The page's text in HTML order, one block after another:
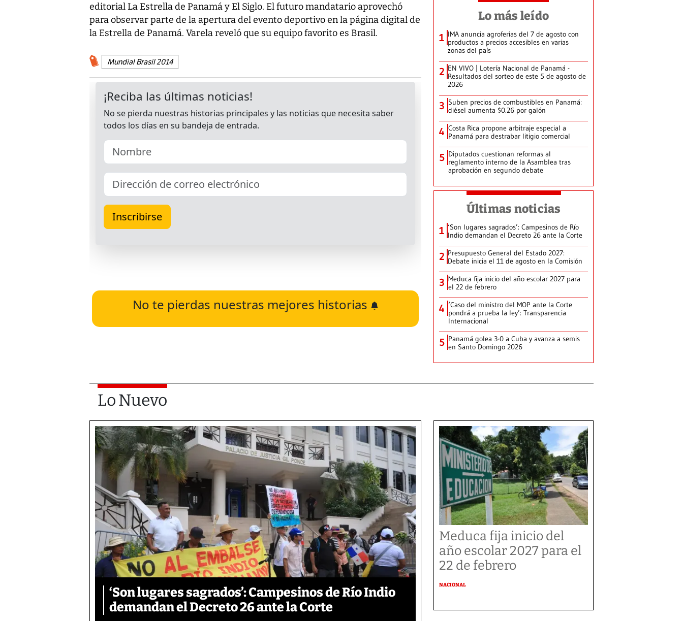
editorial La Estrella de Panamá y El Siglo. El futuro mandatario aprovechó
para observar parte de la apertura del evento deportivo en la página digital de
la Estrella de Panamá. Varela reveló que su equipo favorito es Brasil.
Mundial Brasil 2014
No te pierdas nuestras mejores historias
Lo más leído
1 IMA anuncia agroferias del 7 de agosto con
productos a precios accesibles en varias
zonas del país
2 EN VIVO | Lotería Nacional de Panamá -
Resultados del sorteo de este 5 de agosto de
2026
3 Suben precios de combustibles en Panamá:
diésel aumenta $0.26 por galón
4 Costa Rica propone arbitraje especial a
Panamá para destrabar litigio comercial
5 Diputados cuestionan reformas al
reglamento interno de la Asamblea tras
aprobación en segundo debate
Últimas noticias
1 ‘Son lugares sagrados’: Campesinos de Río
Indio demandan el Decreto 26 ante la Corte
2 Presupuesto General del Estado 2027:
Debate inicia el 11 de agosto en la Comisión
3 Meduca fija inicio del año escolar 2027 para
el 22 de febrero
4 ‘Caso del ministro del MOP ante la Corte
pondrá a prueba la ley’: Transparencia
Internacional
5 Panamá golea 3-0 a Cuba y avanza a semis
en Santo Domingo 2026
Lo Nuevo
‘Son lugares sagrados’: Campesinos de Río Indio
demandan el Decreto 26 ante la Corte
Meduca fija inicio del
año escolar 2027 para el
22 de febrero
NACIONAL